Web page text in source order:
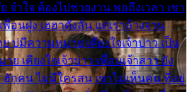
จำใจ ต้องไปช่วยงาน พอถึงเวลา เขา
อนฝูง เฮฮาดังลั่น แต่เราล้างจาน
บ่มีความหมาย เคียงใจเจ้าบ่าว เป็น
เคียงใจเจ้าบ่าว เพื่อนเจ้าสาว ยัง
ฮักคน ไม่มีใครสน เขาไม่เห็นคน ที่อยู่